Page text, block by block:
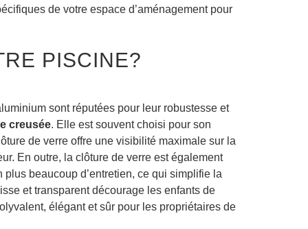
de votre espace d’aménagement pour
PISCINE?
sont réputées pour leur robustesse et
creusée. Elle est souvent choisi pour son
de verre offre une visibilité maximale sur la
En outre, la clôture de verre est également
beaucoup d’entretien, ce qui simplifie la
et transparent décourage les enfants de
élégant et sûr pour les propriétaires de